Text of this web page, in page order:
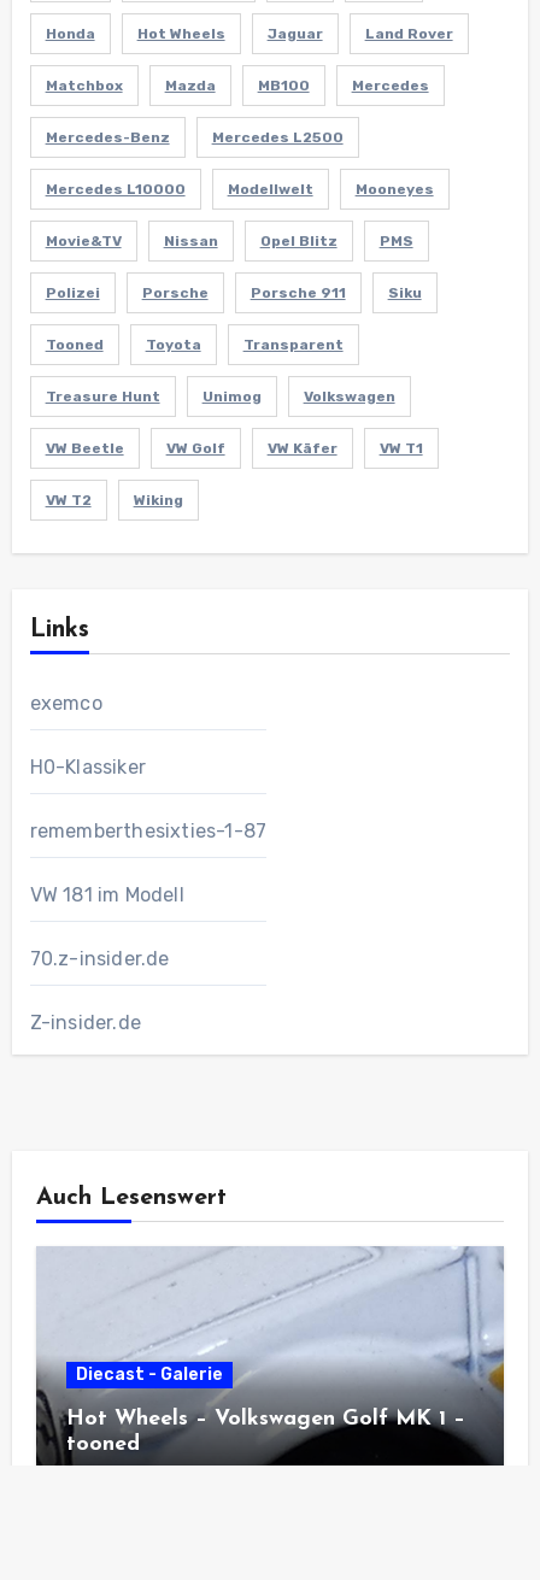
Honda Hot Wheels Jaguar Land Rover
Matchbox Mazda MB100 Mercedes
Mercedes-Benz Mercedes L2500
Mercedes L10000 Modellwelt Mooneyes
Movie&TV Nissan Opel Blitz PMS
Polizei Porsche Porsche 911 Siku
Tooned Toyota Transparent
Treasure Hunt Unimog Volkswagen
VW Beetle VW Golf VW Käfer VW T1
VW T2 Wiking
Links
exemco
H0-Klassiker
rememberthesixties-1-87
VW 181 im Modell
70.z-insider.de
Z-insider.de
Auch Lesenswert
Diecast - Galerie
Hot Wheels – Volkswagen Golf MK 1 –
tooned